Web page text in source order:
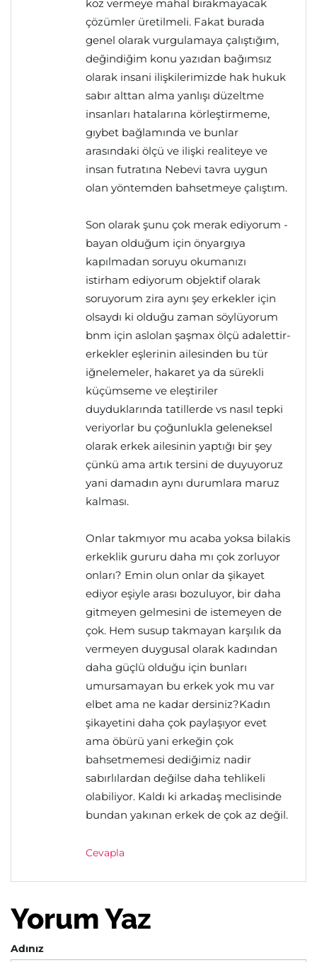
koz vermeye mahal bırakmayacak
çözümler üretilmeli. Fakat burada
genel olarak vurgulamaya çalıştığım,
değindiğim konu yazıdan bağımsız
olarak insani ilişkilerimizde hak hukuk
sabır alttan alma yanlışı düzeltme
insanları hatalarına körleştirmeme,
gıybet bağlamında ve bunlar
arasındaki ölçü ve ilişki realiteye ve
insan futratına Nebevi tavra uygun
olan yöntemden bahsetmeye çalıştım.
Son olarak şunu çok merak ediyorum -
bayan olduğum için önyargıya
kapılmadan soruyu okumanızı
istirham ediyorum objektif olarak
soruyorum zira aynı şey erkekler için
olsaydı ki olduğu zaman söylüyorum
bnm için aslolan şaşmax ölçü adalettir-
erkekler eşlerinin ailesinden bu tür
iğnelemeler, hakaret ya da sürekli
küçümseme ve eleştiriler
duyduklarında tatillerde vs nasıl tepki
veriyorlar bu çoğunlukla geleneksel
olarak erkek ailesinin yaptığı bir şey
çünkü ama artık tersini de duyuyoruz
yani damadın aynı durumlara maruz
kalması.
Onlar takmıyor mu acaba yoksa bilakis
erkeklik gururu daha mı çok zorluyor
onları? Emin olun onlar da şikayet
ediyor eşiyle arası bozuluyor, bir daha
gitmeyen gelmesini de istemeyen de
çok. Hem susup takmayan karşılık da
vermeyen duygusal olarak kadından
daha güçlü olduğu için bunları
umursamayan bu erkek yok mu var
elbet ama ne kadar dersiniz?Kadın
şikayetini daha çok paylaşıyor evet
ama öbürü yani erkeğin çok
bahsetmemesi dediğimiz nadir
sabırlılardan değilse daha tehlikeli
olabiliyor. Kaldı ki arkadaş meclisinde
bundan yakınan erkek de çok az değil.
Cevapla
Yorum Yaz
Adınız